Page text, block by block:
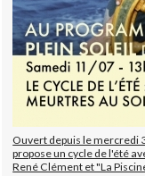
Ouvert depuis le mercredi
propose un cycle de l'été
René Clément et "La